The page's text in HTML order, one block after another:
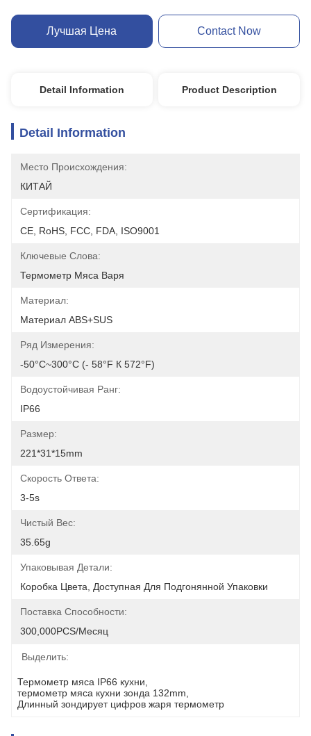
Лучшая Цена Contact Now
Detail Information Product Description
Detail Information
Место Происхождения:
КИТАЙ
Сертификация:
CE, RoHS, FCC, FDA, ISO9001
Ключевые Слова:
Термометр Мяса Варя
Материал:
Материал ABS+SUS
Ряд Измерения:
-50°C~300°C (- 58°F К 572°F)
Водоустойчивая Ранг:
IP66
Размер:
221*31*15mm
Скорость Ответа:
3-5s
Чистый Вес:
35.65g
Упаковывая Детали:
Коробка Цвета, Доступная Для Подгонянной Упаковки
Поставка Способности:
300,000PCS/месяц
Выделить:
Термометр мяса IP66 кухни
термометр мяса кухни зонда 132mm
Длинный зондирует цифров жаря термометр